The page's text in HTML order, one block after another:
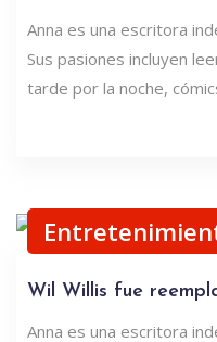
Anna es una escritora
Sus pasiones incluyen
tarde por la noche,
Wil Willis fue
Anna es una escritora